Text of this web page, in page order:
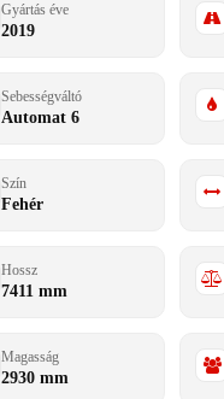
Gyártás éve
2019
Sebességváltó
Automat 6
Szín
Fehér
Hossz
7411 mm
Magasság
2930 mm